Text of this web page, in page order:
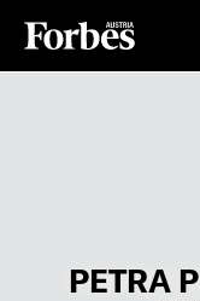
PETRA